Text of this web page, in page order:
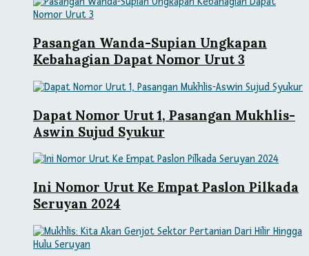
Pasangan Wanda-Supian Ungkapan
Kebahagian Dapat Nomor Urut 3
Dapat Nomor Urut 1, Pasangan Mukhlis-
Aswin Sujud Syukur
Ini Nomor Urut Ke Empat Paslon Pilkada
Seruyan 2024